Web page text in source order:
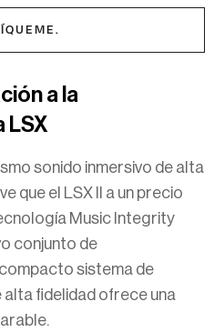
a la
LSX
sonido inmersivo de alta
que el LSX II a un precio
Music Integrity
conjunto de
sistema de
fidelidad ofrece una